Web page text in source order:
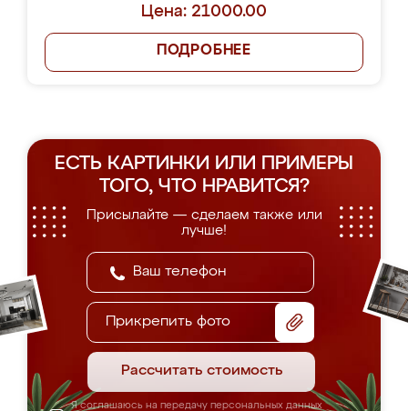
Цена: 21000.00
ПОДРОБНЕЕ
ЕСТЬ КАРТИНКИ ИЛИ ПРИМЕРЫ
ТОГО, ЧТО НРАВИТСЯ?
Присылайте — сделаем также или
лучше!
Прикрепить фото
Рассчитать стоимость
Я соглашаюсь на передачу персональных данных